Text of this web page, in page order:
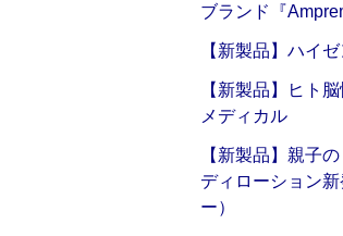
ブランド『
【新製品】ハイ
【新製品】ヒト
メディカル
【新製品】親子
ディローション
ー）